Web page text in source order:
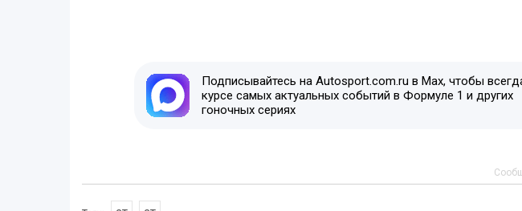
Подписывайтесь на Autosport.com.ru в Max, чтобы
курсе самых актуальных событий в Формуле 1 и других
гоночных сериях